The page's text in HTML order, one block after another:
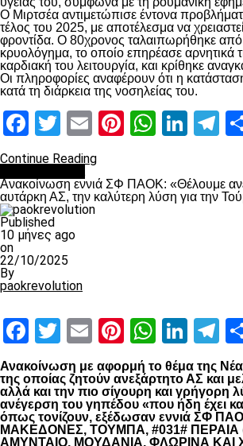
Ο Μιρτσέα αντιμετώπισε έντονα
τέλος του 2025, με αποτέλεσμα να
φροντίδα. Ο 80χρονος ταλαιπωρήθηκε από
κρυολόγημα, το οποίο επηρέασε αρνητικά
καρδιακή του λειτουργία, και κρίθηκε
Οι πληροφορίες αναφέρουν ότι η
κατά τη διάρκεια της νοσηλείας του.
Facebook
Twitter
EmailPinterest
Continue Reading
Ανακοίνωση εννιά ΣΦ ΠΑΟΚ: «Θέλουμε
αυτάρκη ΑΣ, την καλύτερη λύση για την
Published
10 μήνες ago
on
22/10/2025
By
paokrevolution
Facebook
Twitter
EmailPinterest
Ανακοίνωση με αφορμή το θέμα της
της οποίας ζητούν ανεξάρτητο ΑΣ και
αλλά και την πιο σίγουρη και γρήγορη
ανέγερση του γηπέδου «που ήδη έχει
όπως τονίζουν, εξέδωσαν εννιά ΣΦ
ΜΑΚΕΔΟΝΕΣ, ΤΟΥΜΠΑ, #031#
ΑΜΥΝΤΑΙΟ, ΜΟΥΔΑΝΙΑ, ΦΛΩΡΙΝΑ ΚΑΙ